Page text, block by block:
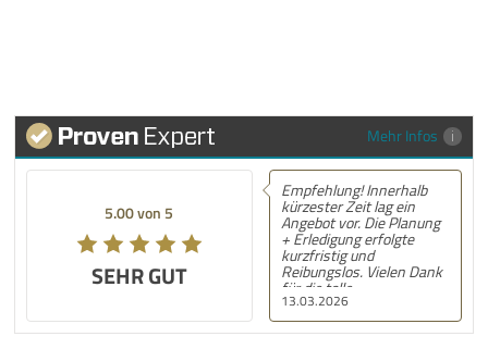
Mehr Infos
5.00 von 5
SEHR GUT
13.03.2026
Empfehlung! Innerhalb
kürzester Zeit lag ein
Angebot vor. Die Planung
+ Erledigung erfolgte
kurzfristig und
Reibungslos. Vielen Dank
für die tolle
Unterstützung! Nächstes
Mal gerne wieder! :) LG,
S.N.